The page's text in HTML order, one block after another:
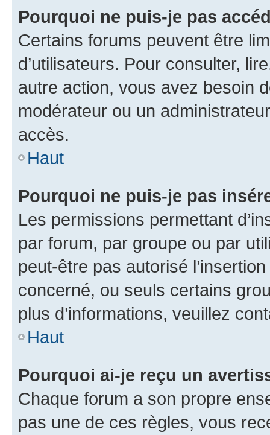
Pourquoi ne puis-je pas
Certains forums peuvent être
d’utilisateurs. Pour consulter,
autre action, vous avez besoin
modérateur ou un
accès.
Haut
Pourquoi ne puis-je pas
Les permissions permettant
par forum, par groupe ou par
peut-être pas autorisé
concerné, ou seuls certains
plus d’informations, veuillez
Haut
Pourquoi ai-je reçu un
Chaque forum a son propre
pas une de ces règles, vous